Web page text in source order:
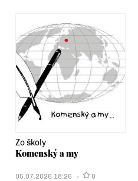
Zo školy
Komenský a my
05.07.2026 18:26 0